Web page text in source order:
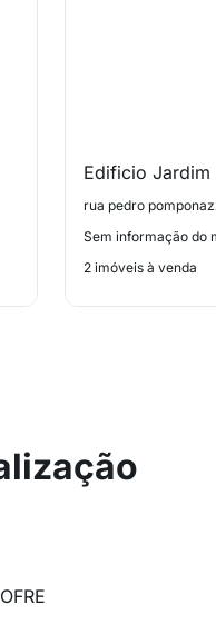
Edificio Jardim
Sem informação do
2 imóveis à venda